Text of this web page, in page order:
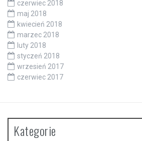
czerwiec 2018
maj 2018
kwiecień 2018
marzec 2018
luty 2018
styczeń 2018
wrzesień 2017
czerwiec 2017
Kategorie